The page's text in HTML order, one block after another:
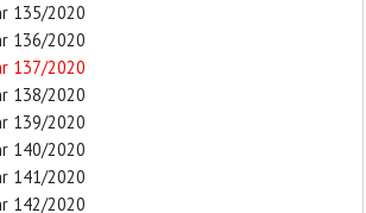
135/2020
136/2020
137/2020
138/2020
139/2020
140/2020
141/2020
142/2020